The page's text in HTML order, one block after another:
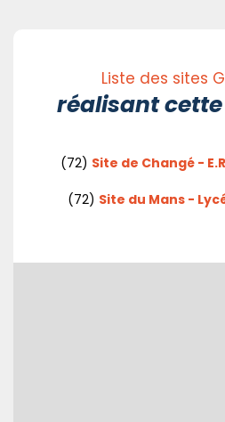
Liste des sites
réalisant
(72) Site de Changé -
(72) Site du Mans -